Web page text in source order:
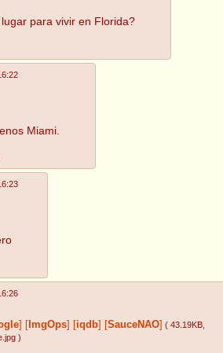
para vivir en Florida?
Miami.
ImgOps iqdb SauceNAO ( 43.19KB
)